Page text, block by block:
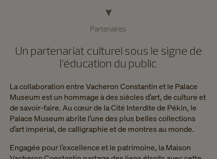
Partenaires
Un partenariat culturel sous le signe de
l’éducation du public
La collaboration entre Vacheron Constantin et le Palace
Museum est un hommage à des siècles d’art, de culture et
de savoir-faire. Au cœur de la Cité Interdite de Pékin, le
Palace Museum abrite l’une des plus belles collections
d’art impérial, de calligraphie et de montres au monde.
Engagée pour l’excellence et le patrimoine, la Maison